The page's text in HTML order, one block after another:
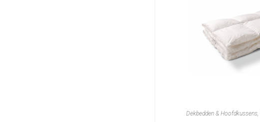
Dekbedden & Hoofdkussens